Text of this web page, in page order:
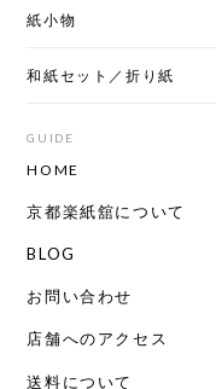
紙小物
和紙セット／折り紙
GUIDE
HOME
京都楽紙舘について
BLOG
お問い合わせ
店舗へのアクセス
送料について